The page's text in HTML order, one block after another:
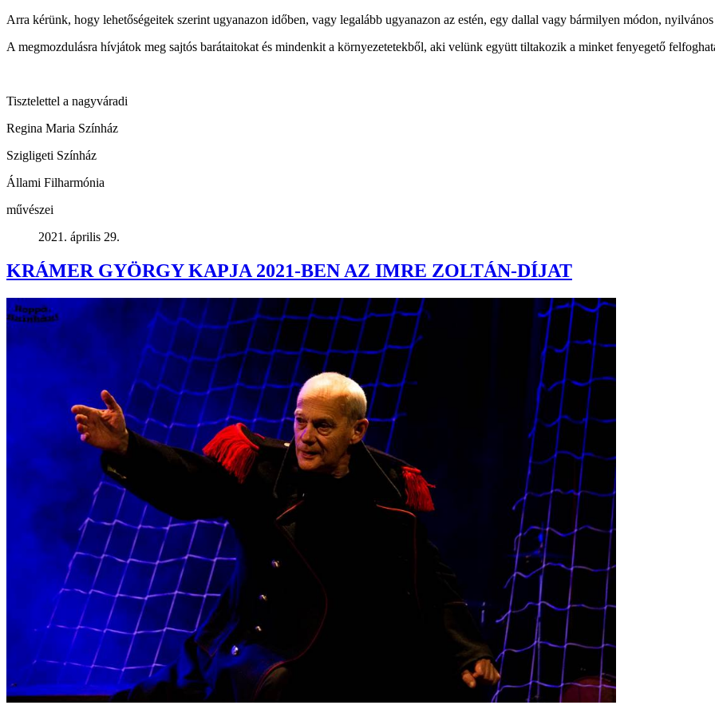
Arra kérünk, hogy lehetőségeitek szerint ugyanazon időben, vagy legalább ugyanazon az estén, egy dallal vagy bármilyen módon,
A megmozdulásra hívjátok meg sajtós barátaitokat és mindenkit a környezetetekből, aki velünk együtt tiltakozik a minket fenyegető
Tisztelettel a nagyváradi
Regina Maria Színház
Szigligeti Színház
Állami Filharmónia
művészei
2021. április 29.
KRÁMER GYÖRGY KAPJA 2021-BEN AZ IMRE ZOLTÁN-DÍJAT